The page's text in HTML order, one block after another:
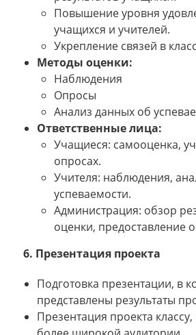
Повышение уровня
учащихся и учителей.
Укрепление связей в
Методы оценки:
Наблюдения
Опросы
Анализ данных об
Ответственные лица:
Учащиеся: самооценка,
опросах.
Учителя: наблюдения,
успеваемости.
Администрация: обзор
оценки, предоставление
6. Презентация проекта
Подготовка презентации, в
представлены результаты
Презентация проекта